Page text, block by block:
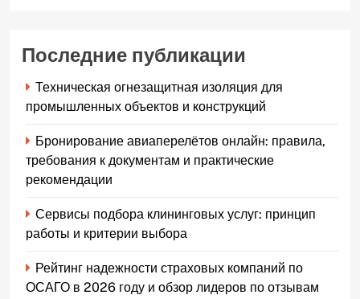
Последние публикации
Техническая огнезащитная изоляция для
промышленных объектов и конструкций
Бронирование авиаперелётов онлайн: правила,
требования к документам и практические
рекомендации
Сервисы подбора клининговых услуг: принцип
работы и критерии выбора
Рейтинг надежности страховых компаний по
ОСАГО в 2026 году и обзор лидеров по отзывам